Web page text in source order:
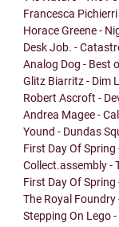
Francesca
Horace Greene -
Desk Job. -
Analog Dog - Best
Glitz Biarritz - Dim
Robert Ascroft -
Andrea Magee -
Yound - Dundas
First Day Of
Collect.assembly -
First Day Of Spring
The Royal Foundry
Stepping On Lego